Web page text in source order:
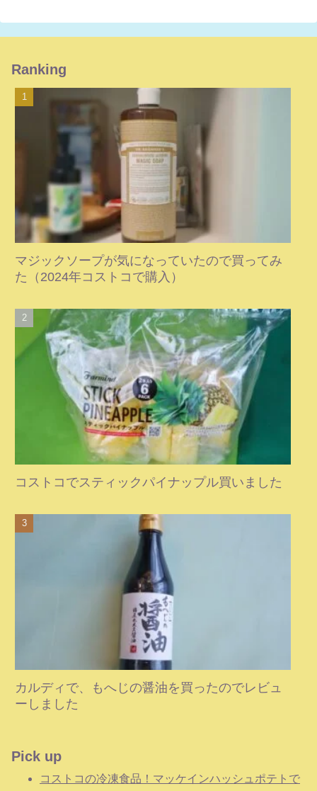
Ranking
マジックソープが気になっていたので買ってみ
た（2024年コストコで購入）
コストコでスティックパイナップル買いました
カルディで、もへじの醤油を買ったのでレビュ
ーしました
Pick up
コストコの冷凍食品！マッケインハッシュポテトで